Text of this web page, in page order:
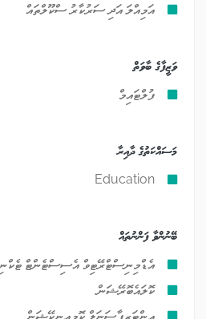
އަމިއްލަ އަދި ސަރުކާރު ސްކޫލްތައް
ވަޒީފާގެ ބާވަތް
ފުލްޓައިމް
މަސައްކަތުގެ ދާއިރާ
Education
ބޭނުންވާ ފަންނުތައް
އެޑްމިނިސްޓްރޭޓިވް އެސިސްޓެންޓް
ކޮލައެބޮރޭޝަން
އިންޓަރޕާސަނަލް ކޮމިއިނިކޭޝަން